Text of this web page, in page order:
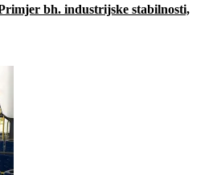
bh. industrijske stabilnosti,